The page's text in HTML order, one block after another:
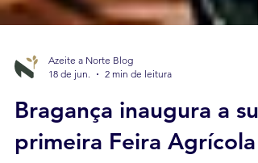
Azeite a Norte Blog
18 de jun.
2 min de leitura
Bragança inaugura a sua